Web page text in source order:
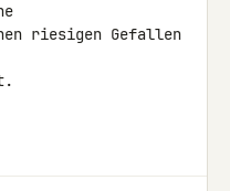
riesigen Gefallen